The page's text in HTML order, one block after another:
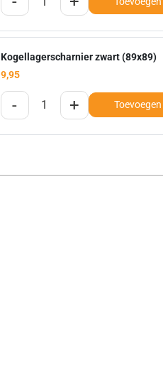
Kogellagerscharnier zwart (89x89)
9,95
- +